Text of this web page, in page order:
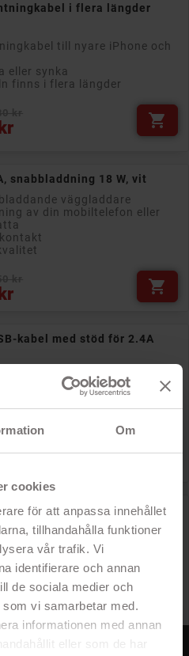
Om
cookies
för att anpassa innehållet
tillhandahålla funktioner
vår trafik. Vi
identifierare och annan
de sociala medier och
vi samarbetar med.
informationen med annan
eller som de har
i flera längder
till nyare iPhone och
eller synka
finns i flera längder

snabbladdning 18 W, vit
väggladdare
av din mobiltelefon eller

kabel med stöd för 2.4A
för Apple
eller dataöverföring

kabel 1 meter med PD
till Lightning kabel
till snabbladdare
av Apple
lång
kr 